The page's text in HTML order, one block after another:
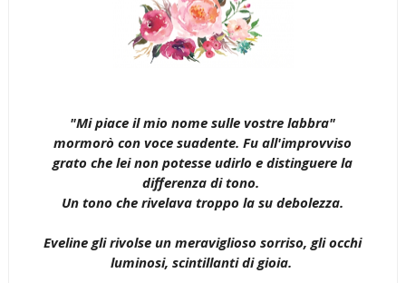
"Mi piace il mio nome sulle vostre labbra"
mormorò con voce suadente. Fu all'improvviso
grato che lei non potesse udirlo e distinguere la
differenza di tono.
Un tono che rivelava troppo la su debolezza.
Eveline gli rivolse un meraviglioso sorriso, gli occhi
luminosi, scintillanti di gioia.